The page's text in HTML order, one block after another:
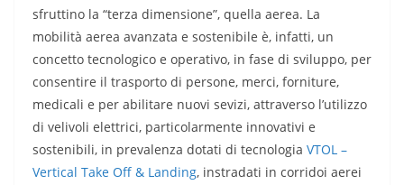
sfruttino la “terza dimensione”, quella aerea. La
mobilità aerea avanzata e sostenibile è, infatti, un
concetto tecnologico e operativo, in fase di sviluppo, per
consentire il trasporto di persone, merci, forniture,
medicali e per abilitare nuovi sevizi, attraverso l’utilizzo
di velivoli elettrici, particolarmente innovativi e
sostenibili, in prevalenza dotati di tecnologia VTOL –
Vertical Take Off & Landing, instradati in corridoi aerei